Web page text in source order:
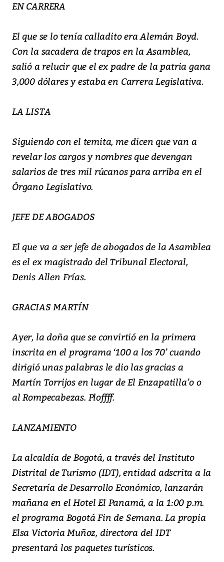
EN CARRERA
El que se lo tenía calladito era Alemán Boyd.
Con la sacadera de trapos en la Asamblea,
salió a relucir que el ex padre de la patria gana
3,000 dólares y estaba en Carrera Legislativa.
LA LISTA
Siguiendo con el temita, me dicen que van a
revelar los cargos y nombres que devengan
salarios de tres mil rúcanos para arriba en el
Órgano Legislativo.
JEFE DE ABOGADOS
El que va a ser jefe de abogados de la Asamblea
es el ex magistrado del Tribunal Electoral,
Denis Allen Frías.
GRACIAS MARTÍN
Ayer, la doña que se convirtió en la primera
inscrita en el programa ‘100 a los 70’ cuando
dirigió unas palabras le dio las gracias a
Martín Torrijos en lugar de El Enzapatilla’o o
al Rompecabezas. Ploffff.
LANZAMIENTO
La alcaldía de Bogotá, a través del Instituto
Distrital de Turismo (IDT), entidad adscrita a la
Secretaría de Desarrollo Económico, lanzarán
mañana en el Hotel El Panamá, a la 1:00 p.m.
el programa Bogotá Fin de Semana. La propia
Elsa Victoria Muñoz, directora del IDT
presentará los paquetes turísticos.